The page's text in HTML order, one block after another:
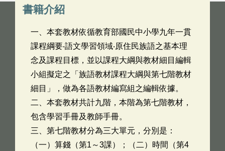
書籍介紹
一、本套教材依循教育部國民中小學九年一貫
課程綱要‧語文學習領域‧原住民族語之基本理
念及課程目標，並以課程大綱與教材細目編輯
小組擬定之「族語教材課程大綱與第七階教材
細目」，做為各語教材編寫組之編輯依據。
二、本套教材共計九階，本階為第七階教材，
包含學習手冊及教師手冊。
三、第七階教材分為三大單元，分別是：
（一）算錢（第1～3課）；（二）時間（第4